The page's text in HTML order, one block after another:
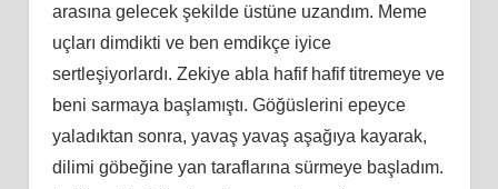
arasına gelecek şekilde üstüne uzandım. Meme
uçları dimdikti ve ben emdikçe iyice
sertleşiyorlardı. Zekiye abla hafif hafif titremeye ve
beni sarmaya başlamıştı. Göğüslerini epeyce
yaladıktan sonra, yavaş yavaş aşağıya kayarak,
dilimi göbeğine yan taraflarına sürmeye başladım.